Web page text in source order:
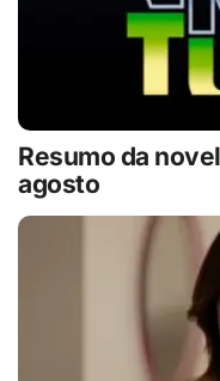
Resumo da
agosto